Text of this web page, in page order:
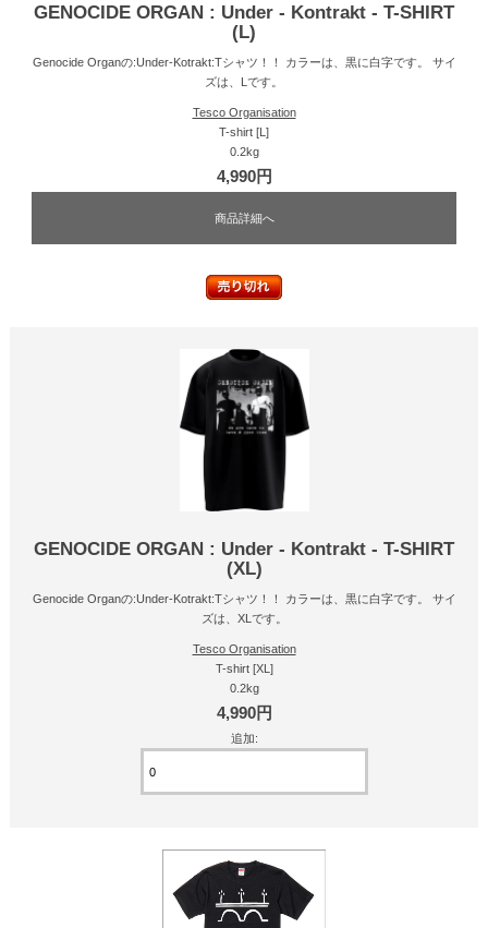
GENOCIDE ORGAN : Under - Kontrakt - T-SHIRT
(L)
Genocide Organの:Under-Kotrakt:Tシャツ！！ カラーは、黒に白字です。 サイ
ズは、Lです。
Tesco Organisation
T-shirt [L]
0.2kg
4,990円
商品詳細へ
GENOCIDE ORGAN : Under - Kontrakt - T-SHIRT
(XL)
Genocide Organの:Under-Kotrakt:Tシャツ！！ カラーは、黒に白字です。 サイ
ズは、XLです。
Tesco Organisation
T-shirt [XL]
0.2kg
4,990円
追加: